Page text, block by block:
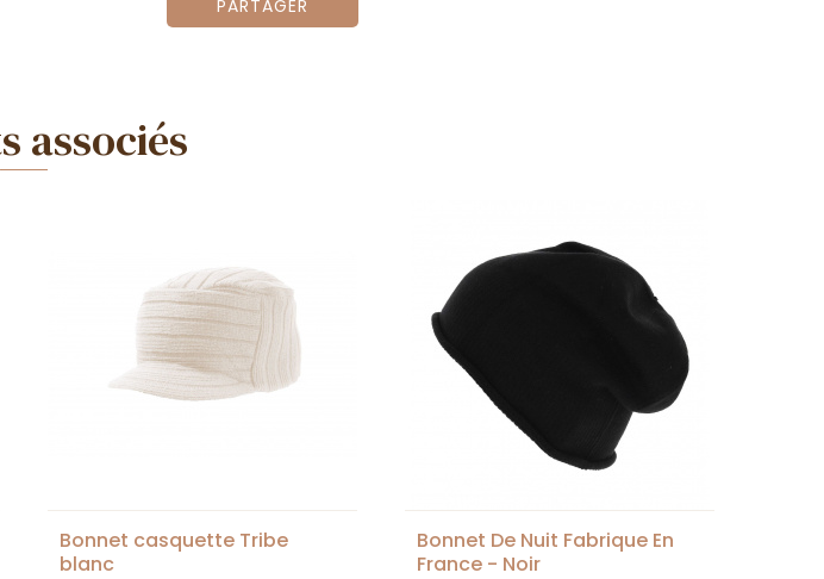
PARTAGER
associés
Bonnet casquette Tribe
blanc
Bonnet De Nuit Fabrique En
France - Noir